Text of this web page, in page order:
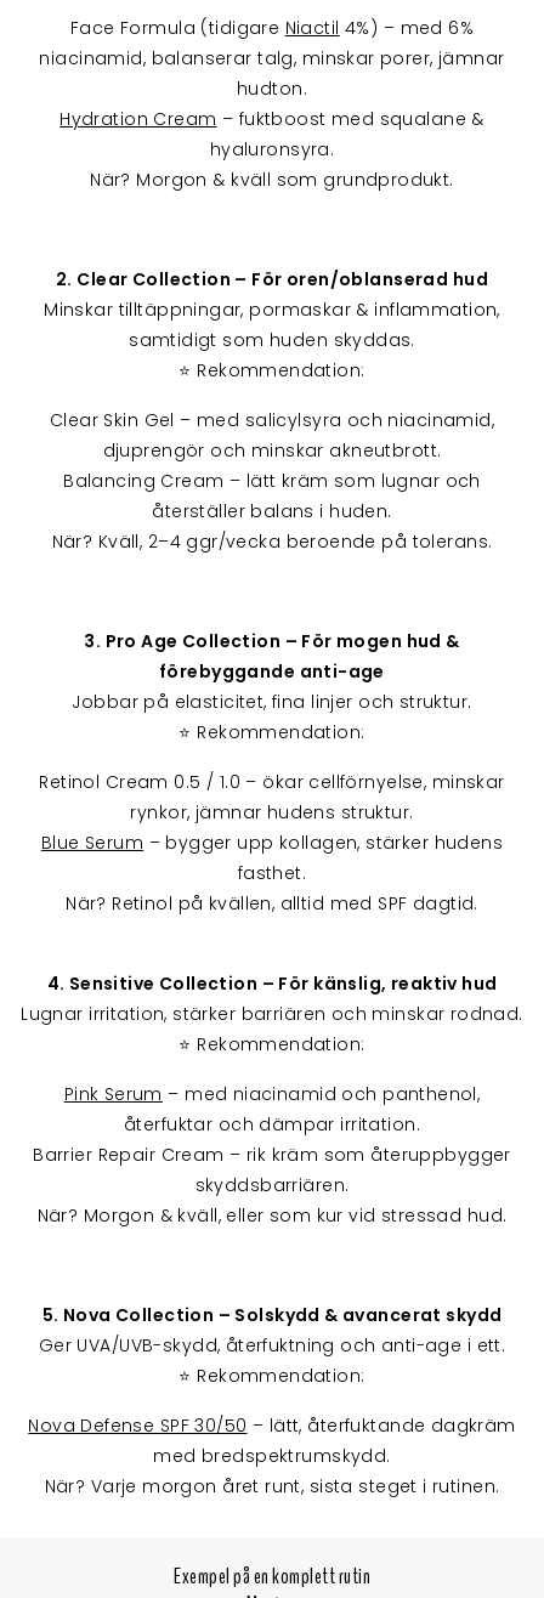
Face Formula (tidigare Niactil 4%) – med 6%
niacinamid, balanserar talg, minskar porer, jämnar
hudton.
Hydration Cream – fuktboost med squalane &
hyaluronsyra.
När? Morgon & kväll som grundprodukt.
2. Clear Collection – För oren/oblanserad hud
Minskar tilltäppningar, pormaskar & inflammation,
samtidigt som huden skyddas.
⭐ Rekommendation:
Clear Skin Gel – med salicylsyra och niacinamid,
djuprengör och minskar akneutbrott.
Balancing Cream – lätt kräm som lugnar och
återställer balans i huden.
När? Kväll, 2–4 ggr/vecka beroende på tolerans.
3. Pro Age Collection – För mogen hud &
förebyggande anti-age
Jobbar på elasticitet, fina linjer och struktur.
⭐ Rekommendation:
Retinol Cream 0.5 / 1.0 – ökar cellförnyelse, minskar
rynkor, jämnar hudens struktur.
Blue Serum – bygger upp kollagen, stärker hudens
fasthet.
När? Retinol på kvällen, alltid med SPF dagtid.
4. Sensitive Collection – För känslig, reaktiv hud
Lugnar irritation, stärker barriären och minskar rodnad.
⭐ Rekommendation:
Pink Serum – med niacinamid och panthenol,
återfuktar och dämpar irritation.
Barrier Repair Cream – rik kräm som återuppbygger
skyddsbarriären.
När? Morgon & kväll, eller som kur vid stressad hud.
5. Nova Collection – Solskydd & avancerat skydd
Ger UVA/UVB-skydd, återfuktning och anti-age i ett.
⭐ Rekommendation:
Nova Defense SPF 30/50 – lätt, återfuktande dagkräm
med bredspektrumskydd.
När? Varje morgon året runt, sista steget i rutinen.
Exempel på en komplett rutin